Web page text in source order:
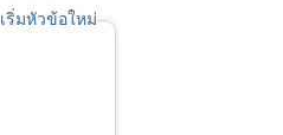
เริ่มหัวข้อใหม่